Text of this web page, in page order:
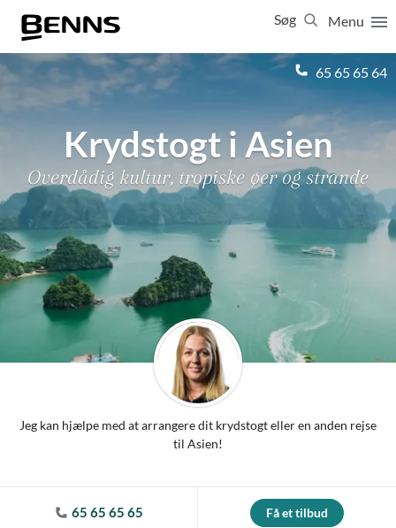
Menu
Søg
65 65 65 64
Krydstogt i Asien
Overdådig kultur, tropiske øer og strande
Jeg kan hjælpe med at arrangere dit krydstogt eller en anden rejse
til Asien!
65 65 65 65 Få et tilbud
Luk
Vis resultater for: Alle
Ferierejser
Firma- og temarejser
Studierejser